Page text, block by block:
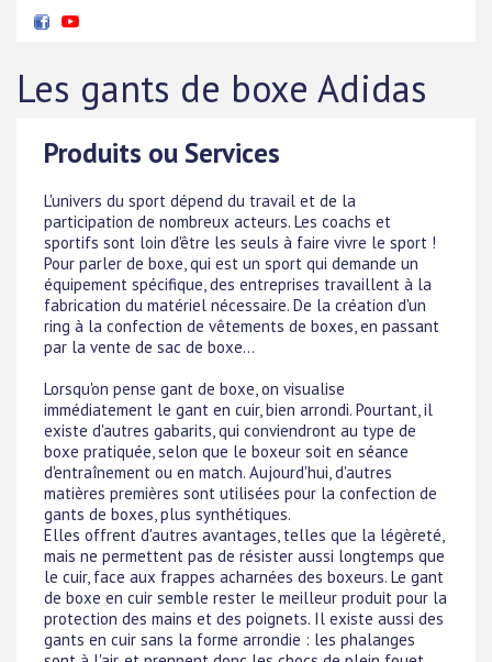
Les gants de boxe Adidas
Produits ou Services
L'univers du sport dépend du travail et de la
participation de nombreux acteurs. Les coachs et
sportifs sont loin d'être les seuls à faire vivre le sport !
Pour parler de boxe, qui est un sport qui demande un
équipement spécifique, des entreprises travaillent à la
fabrication du matériel nécessaire. De la création d'un
ring à la confection de vêtements de boxes, en passant
par la vente de sac de boxe...
Lorsqu'on pense gant de boxe, on visualise
immédiatement le gant en cuir, bien arrondi. Pourtant, il
existe d'autres gabarits, qui conviendront au type de
boxe pratiquée, selon que le boxeur soit en séance
d'entraînement ou en match. Aujourd'hui, d'autres
matières premières sont utilisées pour la confection de
gants de boxes, plus synthétiques.
Elles offrent d'autres avantages, telles que la légèreté,
mais ne permettent pas de résister aussi longtemps que
le cuir, face aux frappes acharnées des boxeurs. Le gant
de boxe en cuir semble rester le meilleur produit pour la
protection des mains et des poignets. Il existe aussi des
gants en cuir sans la forme arrondie : les phalanges